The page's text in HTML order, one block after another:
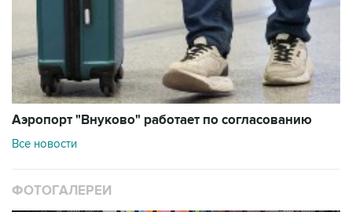
Аэропорт "Внуково" работает по согласованию
Все новости
ФОТОГАЛЕРЕИ